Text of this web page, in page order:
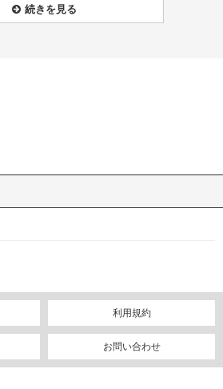
続きを見る
利用規約
お問い合わせ